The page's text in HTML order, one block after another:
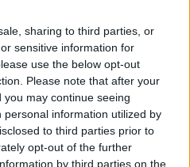
sharing to third parties, or
sensitive information for
use the below opt-out
Please note that after your
may continue seeing
information utilized by
to third parties prior to
opt-out of the further
by third parties on the
banddi cartoni animati
che, in collaborazione con
del Volterra Comix
,hanno
del Volterra
nel panorama dei vari
Moschi- poiché è intriso di
Volterra. La sigla dei
della manifestazione, che